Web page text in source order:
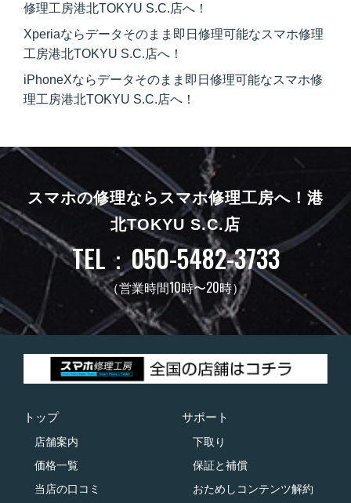
修理工房港北TOKYU S.C.店へ！
Xperiaならデータそのまま即日修理可能なスマホ修理
工房港北TOKYU S.C.店へ！
iPhoneXならデータそのまま即日修理可能なスマホ修
理工房港北TOKYU S.C.店へ！
スマホの修理ならスマホ修理工房へ！ 港
北TOKYU S.C.店
TEL：050-5482-3733
（営業時間10時〜20時）
トップ
店舗案内
価格一覧
当店の口コミ
サポート
下取り
保証と補償
おためしコンテンツ解約